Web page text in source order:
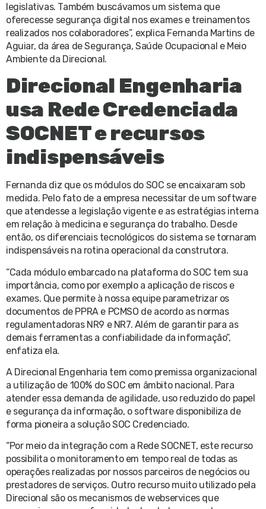
legislativas. Também buscávamos um sistema que
oferecesse segurança digital nos exames e treinamentos
realizados nos colaboradores”, explica Fernanda Martins de
Aguiar, da área de Segurança, Saúde Ocupacional e Meio
Ambiente da Direcional.
Direcional Engenharia
usa Rede Credenciada
SOCNET e recursos
indispensáveis
Fernanda diz que os módulos do SOC se encaixaram sob
medida. Pelo fato de a empresa necessitar de um software
que atendesse a legislação vigente e as estratégias interna
em relação à medicina e segurança do trabalho. Desde
então, os diferenciais tecnológicos do sistema se tornaram
indispensáveis na rotina operacional da construtora.
“Cada módulo embarcado na plataforma do SOC tem sua
importância, como por exemplo a aplicação de riscos e
exames. Que permite à nossa equipe parametrizar os
documentos de PPRA e PCMSO de acordo as normas
regulamentadoras NR9 e NR7. Além de garantir para as
demais ferramentas a confiabilidade da informação”,
enfatiza ela.
A Direcional Engenharia tem como premissa organizacional
a utilização de 100% do SOC em âmbito nacional. Para
atender essa demanda de agilidade, uso reduzido do papel
e segurança da informação, o software disponibiliza de
forma pioneira a solução SOC Credenciado.
“Por meio da integração com a Rede SOCNET, este recurso
possibilita o monitoramento em tempo real de todas as
operações realizadas por nossos parceiros de negócios ou
prestadores de serviços. Outro recurso muito utilizado pela
Direcional são os mecanismos de webservices que